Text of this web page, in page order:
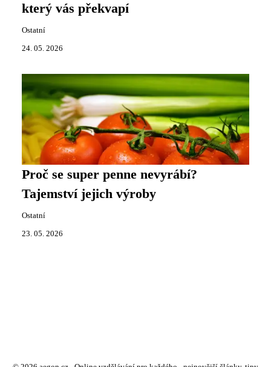
který vás překvapí
Ostatní
24. 05. 2026
Proč se super penne nevyrábí?
Tajemství jejich výroby
Ostatní
23. 05. 2026